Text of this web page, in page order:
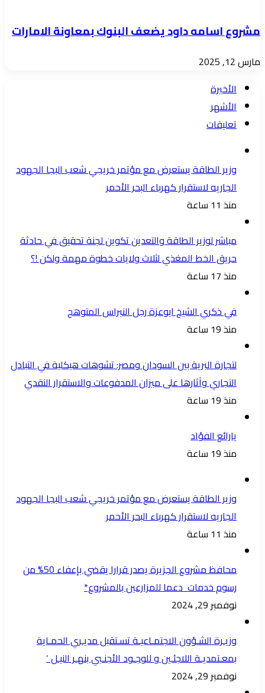
مشروع اسامه داود يضعف البنوك بمعاونة الامارات
مارس 12, 2025
الأخيرة
الأشهر
تعليقات
وزير الطاقة يستعرض مع مؤتمر خريجي شعب البجا الجهود
الجاريه لاستقرار كهرباء البحر الأحمر
منذ 11 ساعة
مباشر لوزير الطاقة والتعدين تكوين لجنة تحقيق في حادثة
حريق الخط المغذي لثلاث ولايات خطوة مهمة ولكن !؟
منذ 17 ساعة
في ذكري الشيخ ابوعزة رجل النبراس المتوهج
منذ 19 ساعة
لتجارة البرية بين السودان ومصر: تشوهات هيكلية في التبادل
التجاري وآثارها على ميزان المدفوعات والاستقرار النقدي
منذ 19 ساعة
يارائع الفؤاد
منذ 19 ساعة
وزير الطاقة يستعرض مع مؤتمر خريجي شعب البجا الجهود
الجاريه لاستقرار كهرباء البحر الأحمر
منذ 11 ساعة
محافظ مشروع الجزيرة يصدر قرارا يقضي بإعفاء 50% من
رسوم خدمات دعما للمزارعين بالمشروع*
نوفمبر 29, 2024
وزيـرة الشـؤون الاجتمـاعيـة تسـتقبل مديـري الحمـاية
بمعـتمديـة اللاجئـين و للوجـود الأجنـبي بنهـر النيـل ‘
نوفمبر 29, 2024